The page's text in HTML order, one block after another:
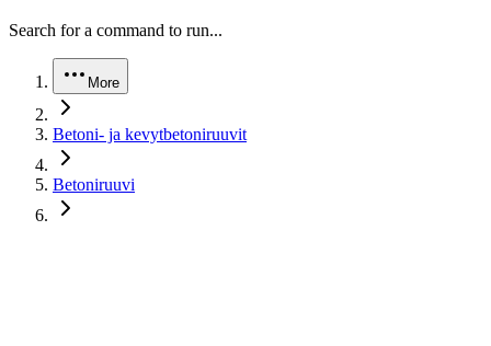
Search for a command to run...
More
Betoni- ja kevytbetoniruuvit
Betoniruuvi